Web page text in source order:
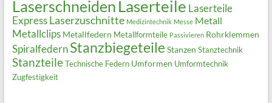
Laserschneiden Laserteile Laserteile
Express Laserzuschnitte Medizintechnik Messe Metall
Metallclips Metallfedern Metallformteile Passivieren Rohrklemmen
Spiralfedern Stanzbiegeteile Stanzen Stanztechnik
Stanzteile Technische Federn Umformen Umformtechnik
Zugfestigkeit